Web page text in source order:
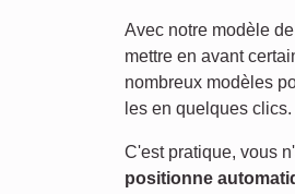
Avec notre modèle de
mettre en avant
nombreux modèles
les en quelques clics.
C'est pratique, vous
positionne